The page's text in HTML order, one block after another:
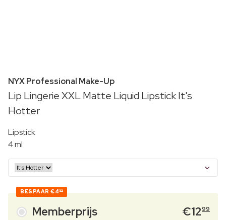
NYX Professional Make-Up
Lip Lingerie XXL Matte Liquid Lipstick It's
Hotter
Lipstick
4 ml
BESPAAR €4 00
Memberprijs €1299